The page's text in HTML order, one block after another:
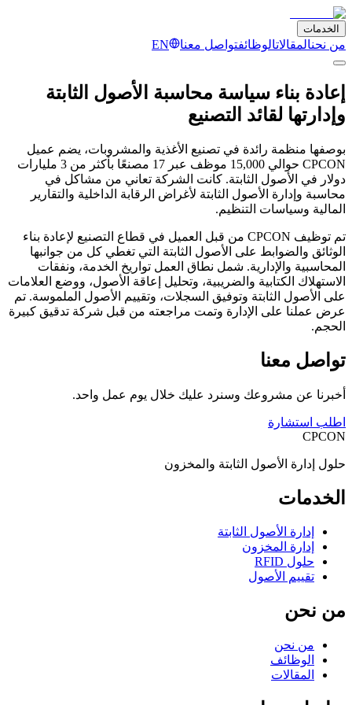
الخدمات
من نحنالمقالاتالوظائفتواصل معنا EN
إعادة بناء سياسة محاسبة الأصول الثابتة
وإدارتها لقائد التصنيع
بوصفها منظمة رائدة في تصنيع الأغذية والمشروبات، يضم عميل
CPCON حوالي 15,000 موظف عبر 17 مصنعًا بأكثر من 3 مليارات
دولار في الأصول الثابتة. كانت الشركة تعاني من مشاكل في
محاسبة وإدارة الأصول الثابتة لأغراض الرقابة الداخلية والتقارير
المالية وسياسات التنظيم.
تم توظيف CPCON من قبل العميل في قطاع التصنيع لإعادة بناء
الوثائق والضوابط على الأصول الثابتة التي تغطي كل من جوانبها
المحاسبية والإدارية. شمل نطاق العمل تواريخ الخدمة، ونفقات
الاستهلاك الكتابية والضريبية، وتحليل إعاقة الأصول، ووضع العلامات
على الأصول الثابتة وتوفيق السجلات، وتقييم الأصول الملموسة. تم
عرض عملنا على الإدارة وتمت مراجعته من قبل شركة تدقيق كبيرة
الحجم.
تواصل معنا
أخبرنا عن مشروعك وسنرد عليك خلال يوم عمل واحد.
اطلب استشارة
CPCON
حلول إدارة الأصول الثابتة والمخزون
الخدمات
إدارة الأصول الثابتة
إدارة المخزون
حلول RFID
تقييم الأصول
من نحن
من نحن
الوظائف
المقالات